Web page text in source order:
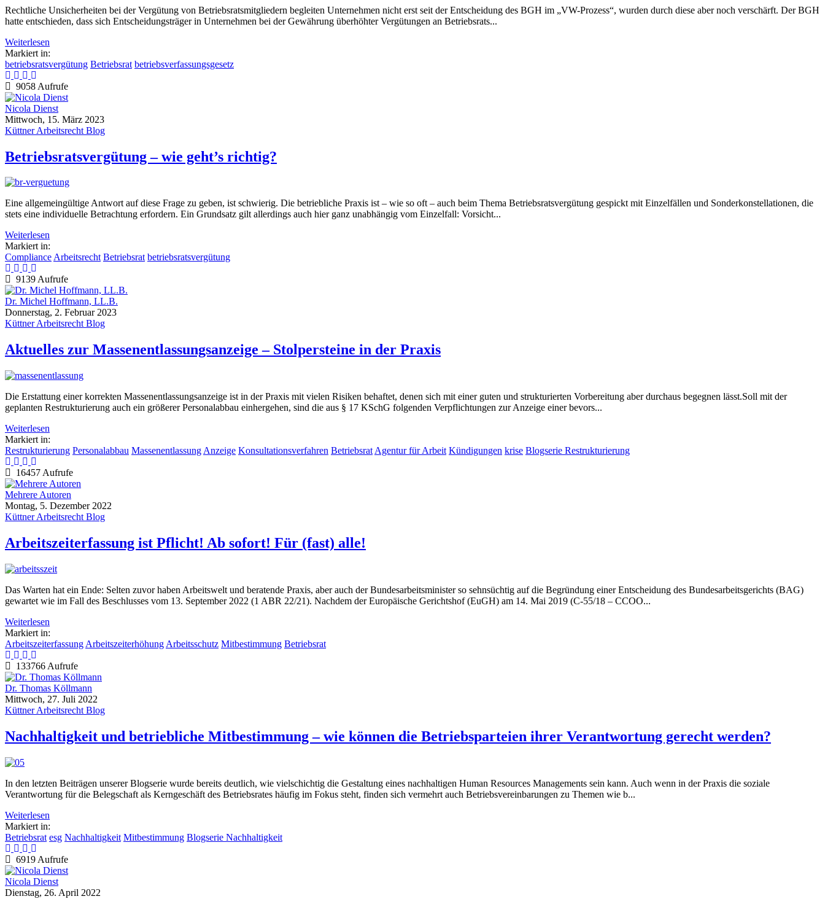
Rechtliche Unsicherheiten bei der Vergütung von Betriebsratsmitgliedern begleiten Unternehmen nicht erst seit der Entscheidung des BGH im „VW-Prozess“, wurden durch diese aber noch verschärft. Der BGH
hatte entschieden, dass sich Entscheidungsträger in Unternehmen bei der Gewährung überhöhter Vergütungen an Betriebsrats...
Weiterlesen
Markiert in:
betriebsratsvergütung Betriebsrat betriebsverfassungsgesetz
9058 Aufrufe
Nicola Dienst
Mittwoch, 15. März 2023
Küttner Arbeitsrecht Blog
Betriebsratsvergütung – wie geht’s richtig?
Eine allgemeingültige Antwort auf diese Frage zu geben, ist schwierig. Die betriebliche Praxis ist – wie so oft – auch beim Thema Betriebsratsvergütung gespickt mit Einzelfällen und Sonderkonstellationen, die
stets eine individuelle Betrachtung erfordern. Ein Grundsatz gilt allerdings auch hier ganz unabhängig vom Einzelfall: Vorsicht...
Weiterlesen
Markiert in:
ComplianceArbeitsrecht Betriebsrat betriebsratsvergütung
9139 Aufrufe
Dr. Michel Hoffmann, LL.B.
Donnerstag, 2. Februar 2023
Küttner Arbeitsrecht Blog
Aktuelles zur Massenentlassungsanzeige – Stolpersteine in der Praxis
Die Erstattung einer korrekten Massenentlassungsanzeige ist in der Praxis mit vielen Risiken behaftet, denen sich mit einer guten und strukturierten Vorbereitung aber durchaus begegnen lässt.Soll mit der
geplanten Restrukturierung auch ein größerer Personalabbau einhergehen, sind die aus § 17 KSchG folgenden Verpflichtungen zur Anzeige einer bevors...
Weiterlesen
Markiert in:
Restrukturierung Personalabbau Massenentlassung Anzeige Konsultationsverfahren Betriebsrat Agentur für Arbeit Kündigungen krise Blogserie Restrukturierung
16457 Aufrufe
Mehrere Autoren
Montag, 5. Dezember 2022
Küttner Arbeitsrecht Blog
Arbeitszeiterfassung ist Pflicht! Ab sofort! Für (fast) alle!
Das Warten hat ein Ende: Selten zuvor haben Arbeitswelt und beratende Praxis, aber auch der Bundesarbeitsminister so sehnsüchtig auf die Begründung einer Entscheidung des Bundesarbeitsgerichts (BAG)
gewartet wie im Fall des Beschlusses vom 13. September 2022 (1 ABR 22/21). Nachdem der Europäische Gerichtshof (EuGH) am 14. Mai 2019 (C-55/18 – CCOO...
Weiterlesen
Markiert in:
Arbeitszeiterfassung Arbeitszeiterhöhung Arbeitsschutz Mitbestimmung Betriebsrat
133766 Aufrufe
Dr. Thomas Köllmann
Mittwoch, 27. Juli 2022
Küttner Arbeitsrecht Blog
Nachhaltigkeit und betriebliche Mitbestimmung – wie können die Betriebsparteien ihrer Verantwortung gerecht werden?
In den letzten Beiträgen unserer Blogserie wurde bereits deutlich, wie vielschichtig die Gestaltung eines nachhaltigen Human Resources Managements sein kann. Auch wenn in der Praxis die soziale
Verantwortung für die Belegschaft als Kerngeschäft des Betriebsrates häufig im Fokus steht, finden sich vermehrt auch Betriebsvereinbarungen zu Themen wie b...
Weiterlesen
Markiert in:
Betriebsrat esg Nachhaltigkeit Mitbestimmung Blogserie Nachhaltigkeit
6919 Aufrufe
Nicola Dienst
Dienstag, 26. April 2022